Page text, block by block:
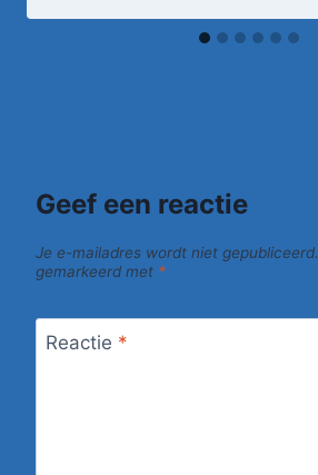
Geef een reactie
Je e-mailadres wordt niet gepubliceerd.
gemarkeerd met *
Reactie *